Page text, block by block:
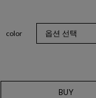
color
BUY